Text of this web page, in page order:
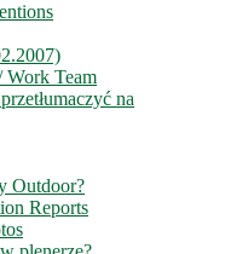
Work Team
na
Outdoor?
Reports